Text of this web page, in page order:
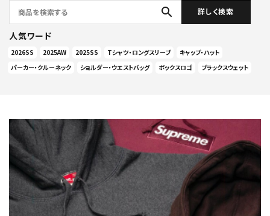
search 詳しく検索
人気ワード
2026SS 2025AW 2025SS Tシャツ・ロングスリーブ
キャップ・ハット
パーカー・クルーネック
ショルダー・ウエストバッグ ボックスロゴ ブラックスウェット